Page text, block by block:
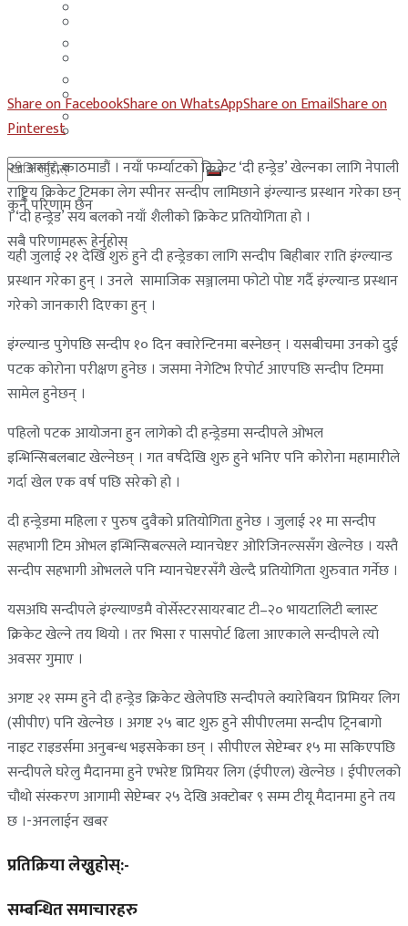
साउदी अरब
कुनै परिणाम छैन
सबै परिणामहरू हेर्नुहोस्
युएई
साउदी अरब
Share on FacebookShare on WhatsAppShare on EmailShare on
Pinterest
२५ असार, काठमाडौं । नयाँ फर्म्याटको क्रिकेट ‘दी हन्ड्रेड’ खेल्नका लागि नेपाली
राष्ट्रिय क्रिकेट टिमका लेग स्पीनर सन्दीप लामिछाने इंग्ल्यान्ड प्रस्थान गरेका छन्
। ‘दी हन्ड्रेड’ सय बलको नयाँ शैलीको क्रिकेट प्रतियोगिता हो ।
यही जुलाई २१ देखि शुरु हुने दी हन्ड्रेडका लागि सन्दीप बिहीबार राति इंग्ल्यान्ड
प्रस्थान गरेका हुन् । उनले सामाजिक सञ्जालमा फोटो पोष्ट गर्दै इंग्ल्यान्ड प्रस्थान
गरेको जानकारी दिएका हुन् ।
इंग्ल्यान्ड पुगेपछि सन्दीप १० दिन क्वारेन्टिनमा बस्नेछन् । यसबीचमा उनको दुई
पटक कोरोना परीक्षण हुनेछ । जसमा नेगेटिभ रिपोर्ट आएपछि सन्दीप टिममा
सामेल हुनेछन् ।
पहिलो पटक आयोजना हुन लागेको दी हन्ड्रेडमा सन्दीपले ओभल
इन्भिन्सिबलबाट खेल्नेछन् । गत वर्षदेखि शुरु हुने भनिए पनि कोरोना महामारीले
गर्दा खेल एक वर्ष पछि सरेको हो ।
दी हन्ड्रेडमा महिला र पुरुष दुवैको प्रतियोगिता हुनेछ । जुलाई २१ मा सन्दीप
सहभागी टिम ओभल इन्भिन्सिबल्सले म्यानचेष्टर ओरिजिनल्ससँग खेल्नेछ । यस्तै
सन्दीप सहभागी ओभलले पनि म्यानचेष्टरसँगै खेल्दै प्रतियोगिता शुरुवात गर्नेछ ।
यसअघि सन्दीपले इंग्ल्याण्डमै वोर्सेस्टरसायरबाट टी–२० भायटालिटी ब्लास्ट
क्रिकेट खेल्ने तय थियो । तर भिसा र पासपोर्ट ढिला आएकाले सन्दीपले त्यो
अवसर गुमाए ।
अगष्ट २१ सम्म हुने दी हन्ड्रेड क्रिकेट खेलेपछि सन्दीपले क्यारेबियन प्रिमियर लिग
(सीपीए) पनि खेल्नेछ । अगष्ट २५ बाट शुरु हुने सीपीएलमा सन्दीप ट्रिनबागो
नाइट राइडर्समा अनुबन्ध भइसकेका छन् । सीपीएल सेप्टेम्बर १५ मा सकिएपछि
सन्दीपले घरेलु मैदानमा हुने एभरेष्ट प्रिमियर लिग (ईपीएल) खेल्नेछ । ईपीएलको
चौथो संस्करण आगामी सेप्टेम्बर २५ देखि अक्टोबर ९ सम्म टीयू मैदानमा हुने तय
छ ।-अनलाईन खबर
प्रतिक्रिया लेख्नुहोस्:-
सम्बन्धित समाचारहरु